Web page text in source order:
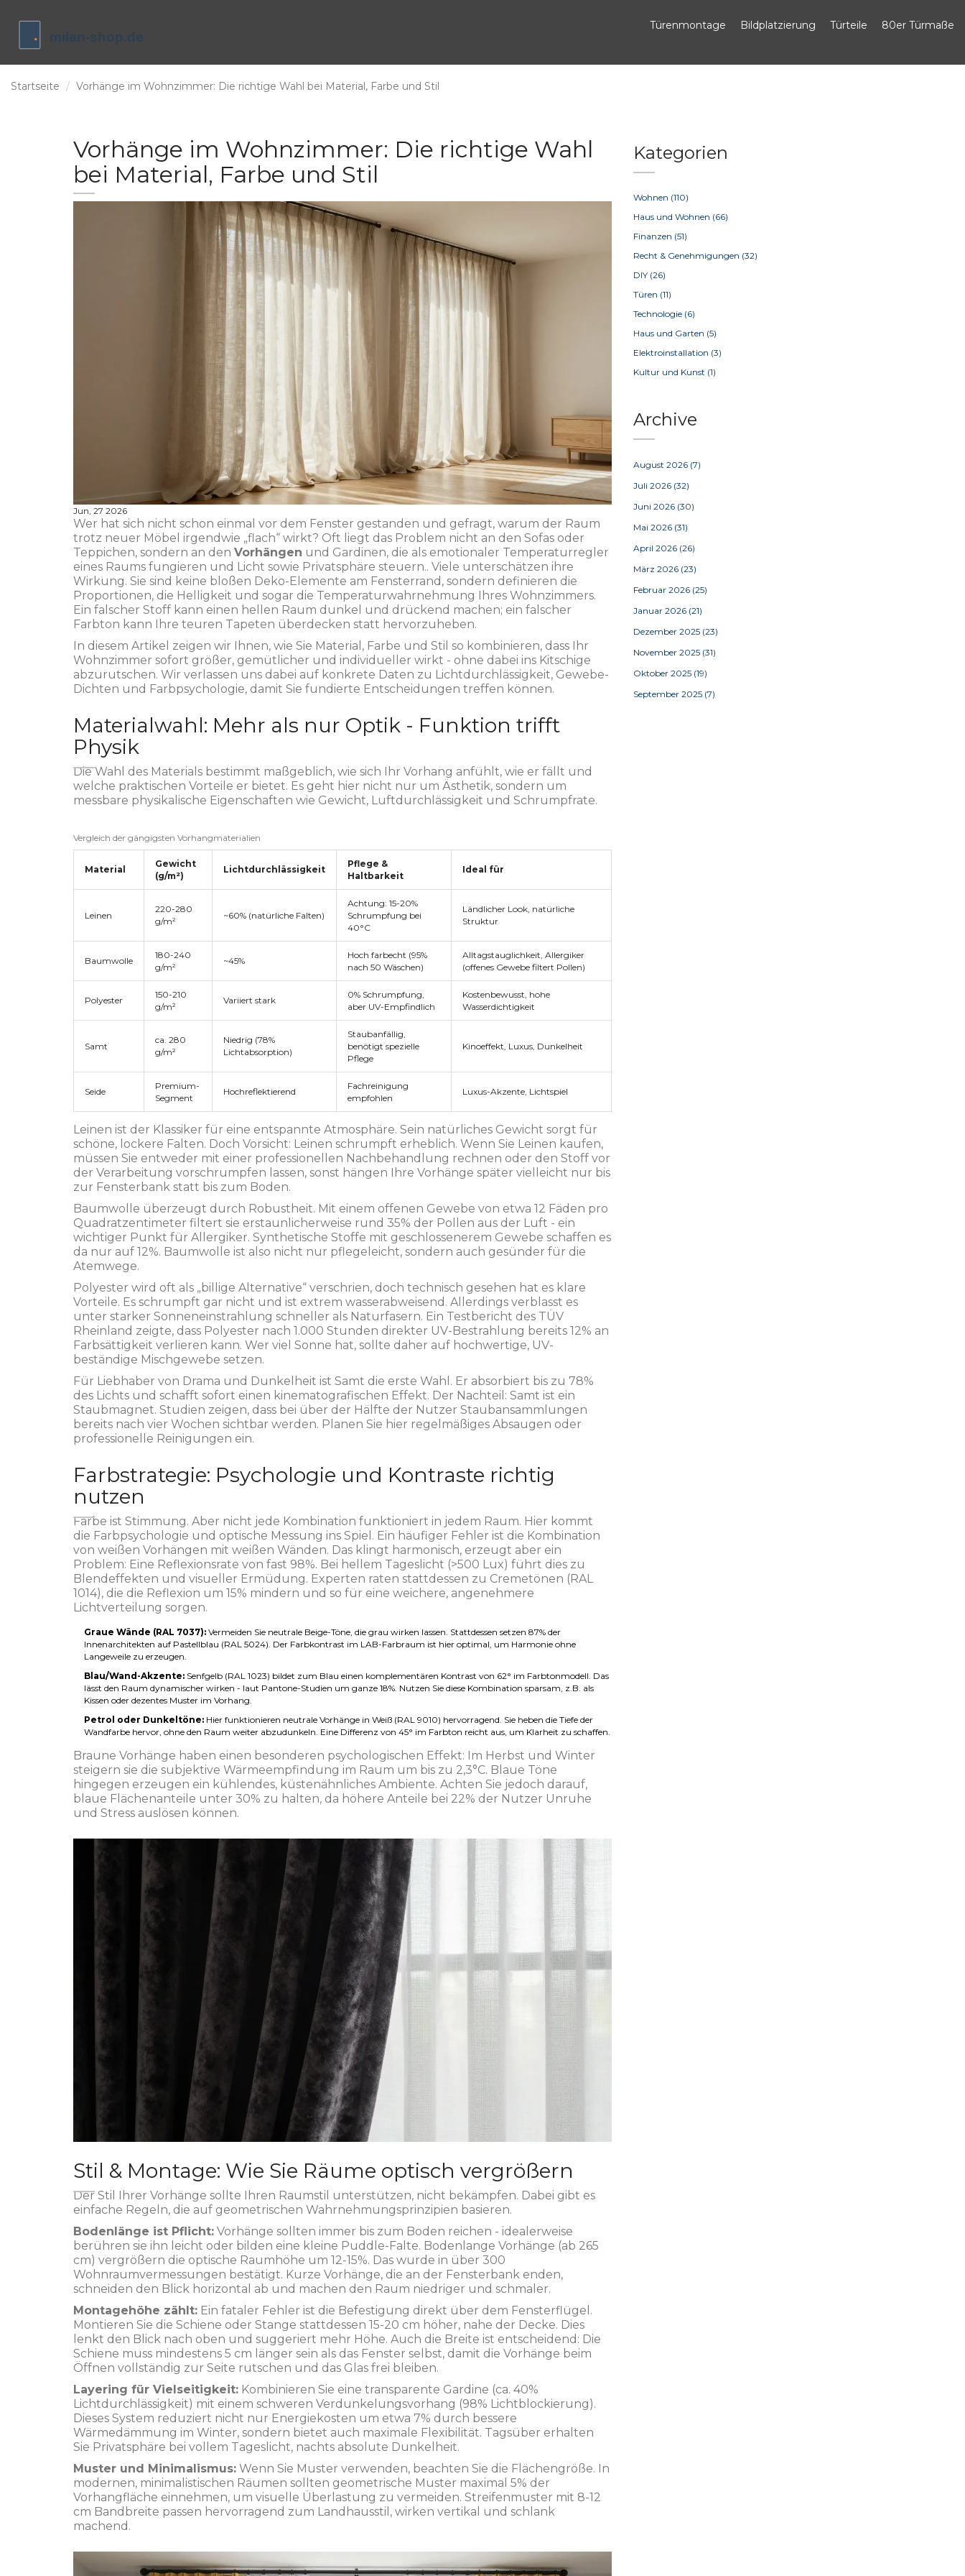
Türenmontage Bildplatzierung Türteile 80er Türmaße
Startseite Vorhänge im Wohnzimmer: Die richtige Wahl bei Material, Farbe und Stil
Vorhänge im Wohnzimmer: Die richtige Wahl
bei Material, Farbe und Stil
Jun, 27 2026
Wer hat sich nicht schon einmal vor dem Fenster gestanden und gefragt, warum der Raum
trotz neuer Möbel irgendwie „flach“ wirkt? Oft liegt das Problem nicht an den Sofas oder
Teppichen, sondern an den Vorhängen und Gardinen, die als emotionaler Temperaturregler
eines Raums fungieren und Licht sowie Privatsphäre steuern.. Viele unterschätzen ihre
Wirkung. Sie sind keine bloßen Deko-Elemente am Fensterrand, sondern definieren die
Proportionen, die Helligkeit und sogar die Temperaturwahrnehmung Ihres Wohnzimmers.
Ein falscher Stoff kann einen hellen Raum dunkel und drückend machen; ein falscher
Farbton kann Ihre teuren Tapeten überdecken statt hervorzuheben.
In diesem Artikel zeigen wir Ihnen, wie Sie Material, Farbe und Stil so kombinieren, dass Ihr
Wohnzimmer sofort größer, gemütlicher und individueller wirkt - ohne dabei ins Kitschige
abzurutschen. Wir verlassen uns dabei auf konkrete Daten zu Lichtdurchlässigkeit, Gewebe-
Dichten und Farbpsychologie, damit Sie fundierte Entscheidungen treffen können.
Materialwahl: Mehr als nur Optik - Funktion trifft
Physik
Die Wahl des Materials bestimmt maßgeblich, wie sich Ihr Vorhang anfühlt, wie er fällt und
welche praktischen Vorteile er bietet. Es geht hier nicht nur um Ästhetik, sondern um
messbare physikalische Eigenschaften wie Gewicht, Luftdurchlässigkeit und Schrumpfrate.
Vergleich der gängigsten Vorhangmaterialien
Material
Gewicht
(g/m²)
Lichtdurchlässigkeit
Pflege &
Haltbarkeit
Ideal für
Leinen
220-280
g/m²
~60% (natürliche Falten)
Achtung: 15-20%
Schrumpfung bei
40°C
Ländlicher Look, natürliche
Struktur
Baumwolle
180-240
g/m²
~45%
Hoch farbecht (95%
nach 50 Wäschen)
Alltagstauglichkeit, Allergiker
(offenes Gewebe filtert Pollen)
Polyester
150-210
g/m²
Variiert stark
0% Schrumpfung,
aber UV-Empfindlich
Kostenbewusst, hohe
Wasserdichtigkeit
Samt
ca. 280
g/m²
Niedrig (78%
Lichtabsorption)
Staubanfällig,
benötigt spezielle
Pflege
Kinoeffekt, Luxus, Dunkelheit
Seide
Premium-
Segment
Hochreflektierend
Fachreinigung
empfohlen
Luxus-Akzente, Lichtspiel
Leinen ist der Klassiker für eine entspannte Atmosphäre. Sein natürliches Gewicht sorgt für
schöne, lockere Falten. Doch Vorsicht: Leinen schrumpft erheblich. Wenn Sie Leinen kaufen,
müssen Sie entweder mit einer professionellen Nachbehandlung rechnen oder den Stoff vor
der Verarbeitung vorschrumpfen lassen, sonst hängen Ihre Vorhänge später vielleicht nur bis
zur Fensterbank statt bis zum Boden.
Baumwolle überzeugt durch Robustheit. Mit einem offenen Gewebe von etwa 12 Fäden pro
Quadratzentimeter filtert sie erstaunlicherweise rund 35% der Pollen aus der Luft - ein
wichtiger Punkt für Allergiker. Synthetische Stoffe mit geschlossenerem Gewebe schaffen es
da nur auf 12%. Baumwolle ist also nicht nur pflegeleicht, sondern auch gesünder für die
Atemwege.
Polyester wird oft als „billige Alternative“ verschrien, doch technisch gesehen hat es klare
Vorteile. Es schrumpft gar nicht und ist extrem wasserabweisend. Allerdings verblasst es
unter starker Sonneneinstrahlung schneller als Naturfasern. Ein Testbericht des TÜV
Rheinland zeigte, dass Polyester nach 1.000 Stunden direkter UV-Bestrahlung bereits 12% an
Farbsättigkeit verlieren kann. Wer viel Sonne hat, sollte daher auf hochwertige, UV-
beständige Mischgewebe setzen.
Für Liebhaber von Drama und Dunkelheit ist Samt die erste Wahl. Er absorbiert bis zu 78%
des Lichts und schafft sofort einen kinematografischen Effekt. Der Nachteil: Samt ist ein
Staubmagnet. Studien zeigen, dass bei über der Hälfte der Nutzer Staubansammlungen
bereits nach vier Wochen sichtbar werden. Planen Sie hier regelmäßiges Absaugen oder
professionelle Reinigungen ein.
Farbstrategie: Psychologie und Kontraste richtig
nutzen
Farbe ist Stimmung. Aber nicht jede Kombination funktioniert in jedem Raum. Hier kommt
die Farbpsychologie und optische Messung ins Spiel. Ein häufiger Fehler ist die Kombination
von weißen Vorhängen mit weißen Wänden. Das klingt harmonisch, erzeugt aber ein
Problem: Eine Reflexionsrate von fast 98%. Bei hellem Tageslicht (>500 Lux) führt dies zu
Blendeffekten und visueller Ermüdung. Experten raten stattdessen zu Cremetönen (RAL
1014), die die Reflexion um 15% mindern und so für eine weichere, angenehmere
Lichtverteilung sorgen.
Graue Wände (RAL 7037): Vermeiden Sie neutrale Beige-Töne, die grau wirken lassen. Stattdessen setzen 87% der
Innenarchitekten auf Pastellblau (RAL 5024). Der Farbkontrast im LAB-Farbraum ist hier optimal, um Harmonie ohne
Langeweile zu erzeugen.
Blau/Wand-Akzente: Senfgelb (RAL 1023) bildet zum Blau einen komplementären Kontrast von 62° im Farbtonmodell. Das
lässt den Raum dynamischer wirken - laut Pantone-Studien um ganze 18%. Nutzen Sie diese Kombination sparsam, z.B. als
Kissen oder dezentes Muster im Vorhang.
Petrol oder Dunkeltöne: Hier funktionieren neutrale Vorhänge in Weiß (RAL 9010) hervorragend. Sie heben die Tiefe der
Wandfarbe hervor, ohne den Raum weiter abzudunkeln. Eine Differenz von 45° im Farbton reicht aus, um Klarheit zu schaffen.
Braune Vorhänge haben einen besonderen psychologischen Effekt: Im Herbst und Winter
steigern sie die subjektive Wärmeempfindung im Raum um bis zu 2,3°C. Blaue Töne
hingegen erzeugen ein kühlendes, küstenähnliches Ambiente. Achten Sie jedoch darauf,
blaue Flächenanteile unter 30% zu halten, da höhere Anteile bei 22% der Nutzer Unruhe
und Stress auslösen können.
Stil & Montage: Wie Sie Räume optisch vergrößern
Der Stil Ihrer Vorhänge sollte Ihren Raumstil unterstützen, nicht bekämpfen. Dabei gibt es
einfache Regeln, die auf geometrischen Wahrnehmungsprinzipien basieren.
Bodenlänge ist Pflicht: Vorhänge sollten immer bis zum Boden reichen - idealerweise
berühren sie ihn leicht oder bilden eine kleine Puddle-Falte. Bodenlange Vorhänge (ab 265
cm) vergrößern die optische Raumhöhe um 12-15%. Das wurde in über 300
Wohnraumvermessungen bestätigt. Kurze Vorhänge, die an der Fensterbank enden,
schneiden den Blick horizontal ab und machen den Raum niedriger und schmaler.
Montagehöhe zählt: Ein fataler Fehler ist die Befestigung direkt über dem Fensterflügel.
Montieren Sie die Schiene oder Stange stattdessen 15-20 cm höher, nahe der Decke. Dies
lenkt den Blick nach oben und suggeriert mehr Höhe. Auch die Breite ist entscheidend: Die
Schiene muss mindestens 5 cm länger sein als das Fenster selbst, damit die Vorhänge beim
Öffnen vollständig zur Seite rutschen und das Glas frei bleiben.
Layering für Vielseitigkeit: Kombinieren Sie eine transparente Gardine (ca. 40%
Lichtdurchlässigkeit) mit einem schweren Verdunkelungsvorhang (98% Lichtblockierung).
Dieses System reduziert nicht nur Energiekosten um etwa 7% durch bessere
Wärmedämmung im Winter, sondern bietet auch maximale Flexibilität. Tagsüber erhalten
Sie Privatsphäre bei vollem Tageslicht, nachts absolute Dunkelheit.
Muster und Minimalismus: Wenn Sie Muster verwenden, beachten Sie die Flächengröße. In
modernen, minimalistischen Räumen sollten geometrische Muster maximal 5% der
Vorhangfläche einnehmen, um visuelle Überlastung zu vermeiden. Streifenmuster mit 8-12
cm Bandbreite passen hervorragend zum Landhausstil, wirken vertikal und schlank
machend.
Kategorien
Wohnen (110)
Haus und Wohnen (66)
Finanzen (51)
Recht & Genehmigungen (32)
DIY (26)
Türen (11)
Technologie (6)
Haus und Garten (5)
Elektroinstallation (3)
Kultur und Kunst (1)
Archive
August 2026 (7)
Juli 2026 (32)
Juni 2026 (30)
Mai 2026 (31)
April 2026 (26)
März 2026 (23)
Februar 2026 (25)
Januar 2026 (21)
Dezember 2025 (23)
November 2025 (31)
Oktober 2025 (19)
September 2025 (7)